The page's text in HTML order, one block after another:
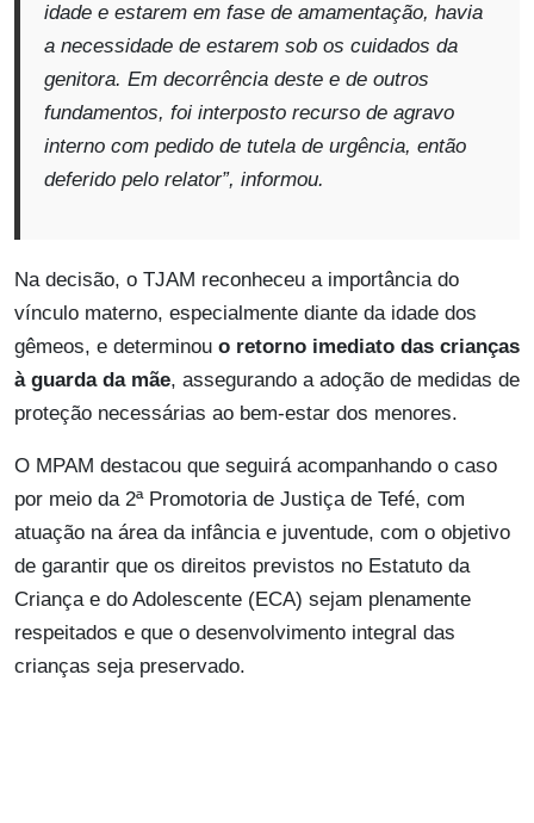
idade e estarem em fase de amamentação, havia
a necessidade de estarem sob os cuidados da
genitora. Em decorrência deste e de outros
fundamentos, foi interposto recurso de agravo
interno com pedido de tutela de urgência, então
deferido pelo relator”, informou.
Na decisão, o TJAM reconheceu a importância do
vínculo materno, especialmente diante da idade dos
gêmeos, e determinou o retorno imediato das crianças
à guarda da mãe, assegurando a adoção de medidas de
proteção necessárias ao bem-estar dos menores.
O MPAM destacou que seguirá acompanhando o caso
por meio da 2ª Promotoria de Justiça de Tefé, com
atuação na área da infância e juventude, com o objetivo
de garantir que os direitos previstos no Estatuto da
Criança e do Adolescente (ECA) sejam plenamente
respeitados e que o desenvolvimento integral das
crianças seja preservado.